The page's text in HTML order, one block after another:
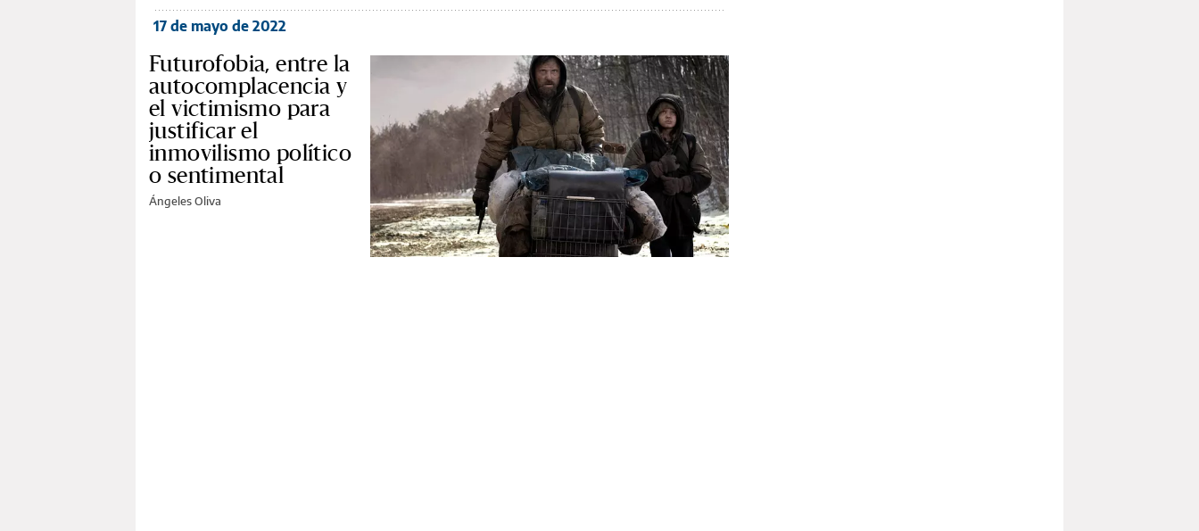
17 de mayo de 2022
Futurofobia, entre la
autocomplacencia y
el victimismo para
justificar el
inmovilismo político
o sentimental
Ángeles Oliva